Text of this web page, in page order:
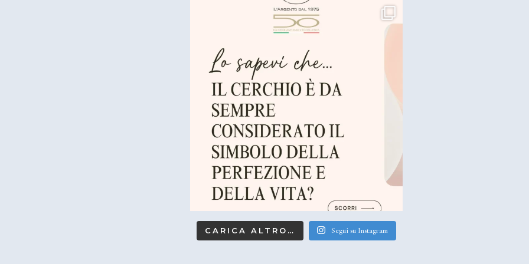
CARICA ALTRO… Segui su Instagram